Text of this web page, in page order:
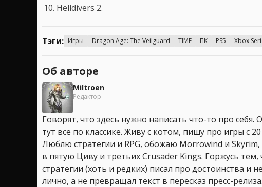
Helldivers 2.
Тэги: Игры Dragon Age: The Veilguard TIME ПК PS5 Xbox
Об авторе
Miltroen
Редактор
Говорят, что здесь нужно написать что-то про себя.
тут все по классике. Живу с котом, пишу про игры с
Люблю стратегии и RPG, обожаю Morrowind и
в пятую Циву и третьих Crusader Kings. Горжусь тем,
стратегии (хоть и редких) писал про достоинства и
лично, а не превращал текст в пересказ пресс-релиза.